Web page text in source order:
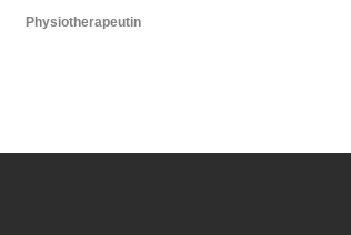
Physiotherapeutin